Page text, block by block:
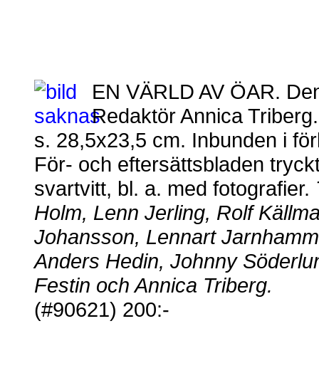
EN VÄRLD AV ÖAR.
Redaktör Annica
s. 28,5x23,5 cm. Inbunden i
För- och eftersättsbladen
svartvitt, bl. a. med fotografier.
Holm, Lenn Jerling, Rolf
Johansson, Lennart
Anders Hedin, Johnny
Festin och Annica Triberg.
(#90621) 200:-